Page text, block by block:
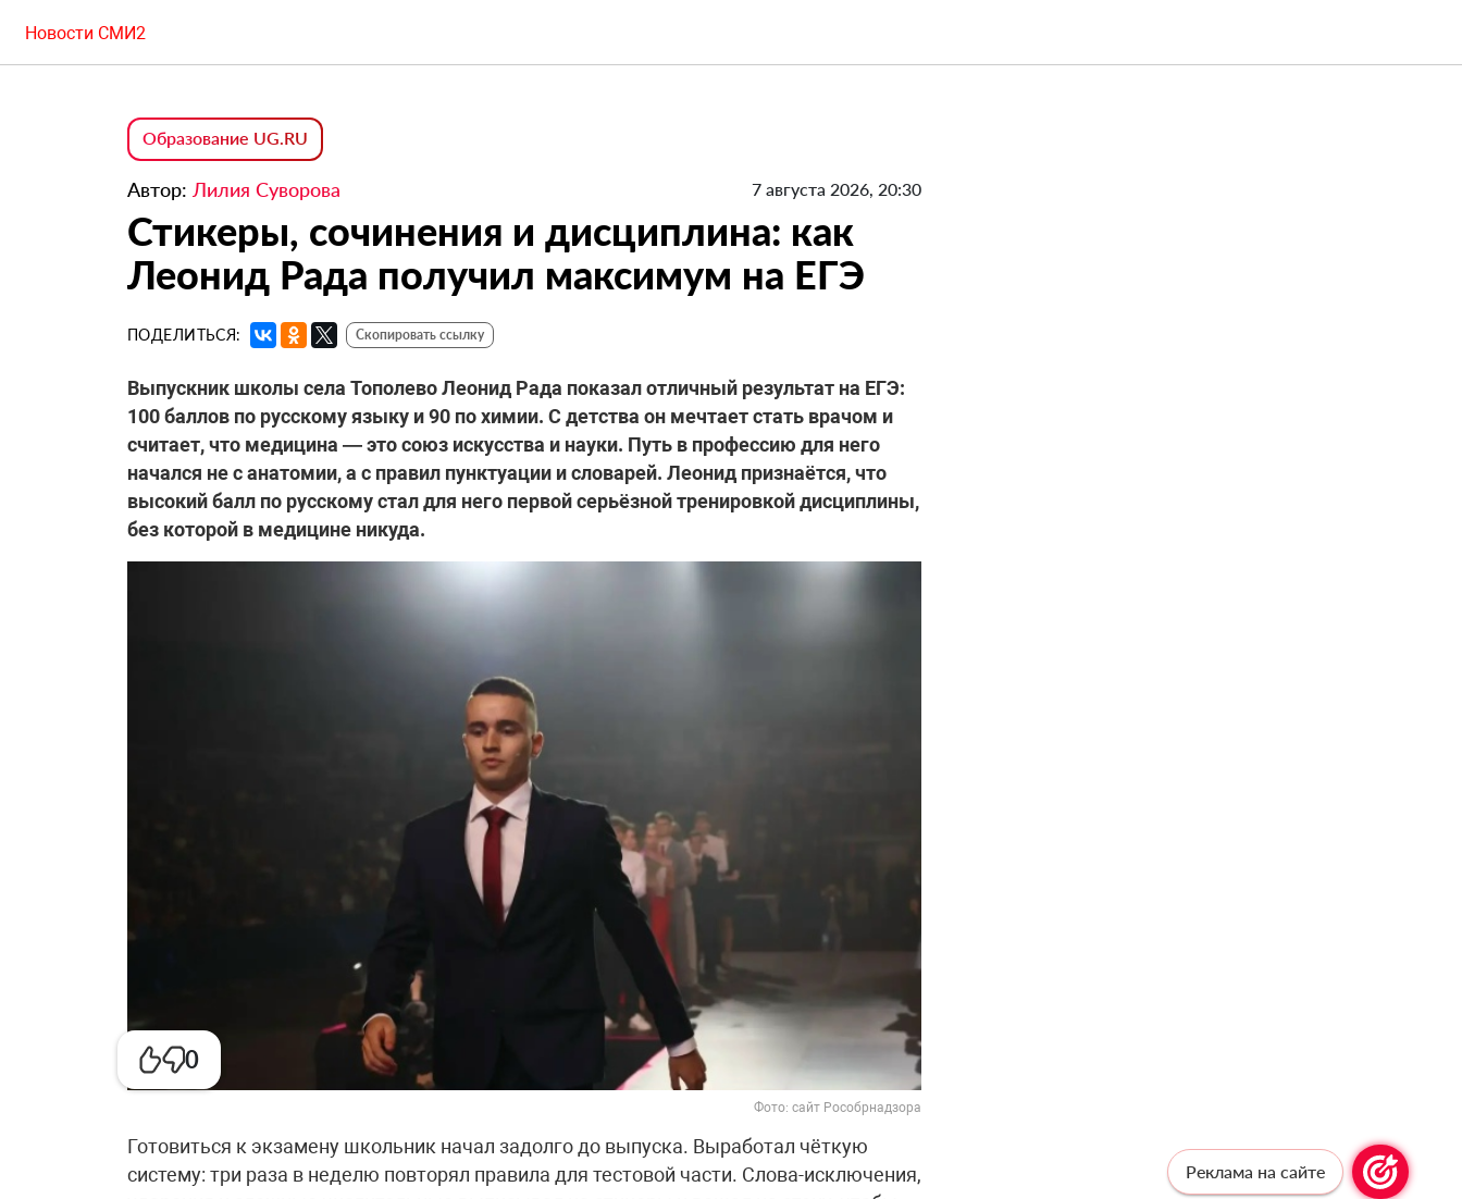
0
Новости СМИ2
Образование UG.RU
Автор: Лилия Суворова 7 августа 2026, 20:30
Стикеры, сочинения и дисциплина: как
Леонид Рада получил максимум на ЕГЭ
ПОДЕЛИТЬСЯ: Скопировать ссылку
Выпускник школы села Тополево Леонид Рада показал отличный результат на ЕГЭ:
100 баллов по русскому языку и 90 по химии. С детства он мечтает стать врачом и
считает, что медицина — это союз искусства и науки. Путь в профессию для него
начался не с анатомии, а с правил пунктуации и словарей. Леонид признаётся, что
высокий балл по русскому стал для него первой серьёзной тренировкой дисциплины,
без которой в медицине никуда.
Фото: сайт Рособрнадзора
Готовиться к экзамену школьник начал задолго до выпуска. Выработал чёткую
систему: три раза в неделю повторял правила для тестовой части. Слова-исключения,
Реклама на сайте